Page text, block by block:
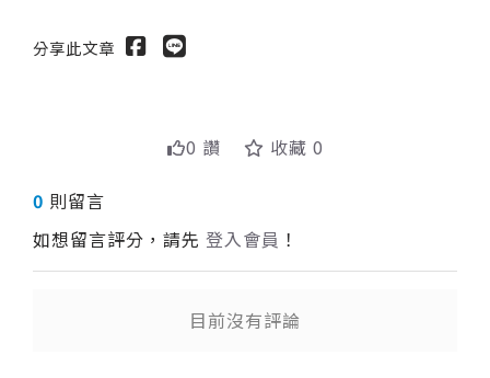
分享此文章
0 讚 收藏 0
0 則留言
如想留言評分，請先 登入會員 ！
目前沒有評論